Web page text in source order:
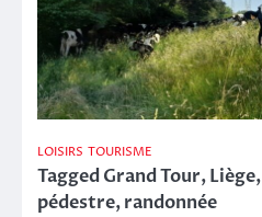
LOISIRS TOURISME
TaggedGrand Tour,Liège,
pédestre,randonnée